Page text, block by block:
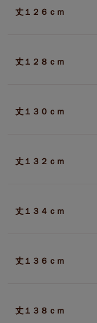
丈１２６ｃｍ
丈１２８ｃｍ
丈１３０ｃｍ
丈１３２ｃｍ
丈１３４ｃｍ
丈１３６ｃｍ
丈１３８ｃｍ